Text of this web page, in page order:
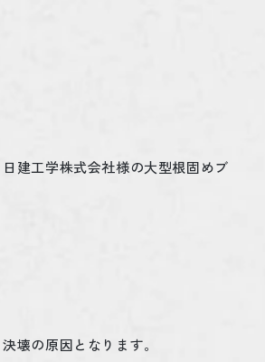
建工学株式会社様の大型根固めブ
壊の原因となります。